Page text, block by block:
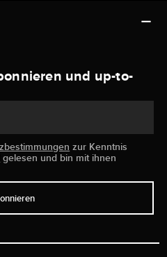
und up-to-
zur Kenntnis
gelesen und bin mit ihnen